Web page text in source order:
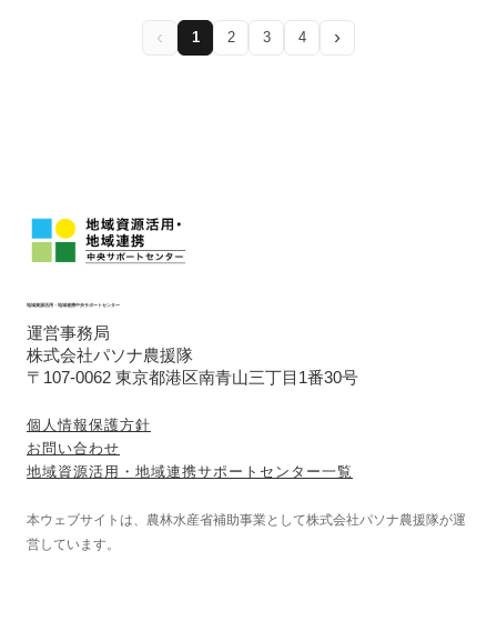
‹ 1 2 3 4 ›
地域資源活用・地域連携中央サポートセンター
運営事務局
株式会社パソナ農援隊
〒107-0062 東京都港区南青山三丁目1番30号
個人情報保護方針
お問い合わせ
地域資源活用・地域連携サポートセンター一覧
本ウェブサイトは、農林水産省補助事業として株式会社パソナ農援隊が運
営しています。